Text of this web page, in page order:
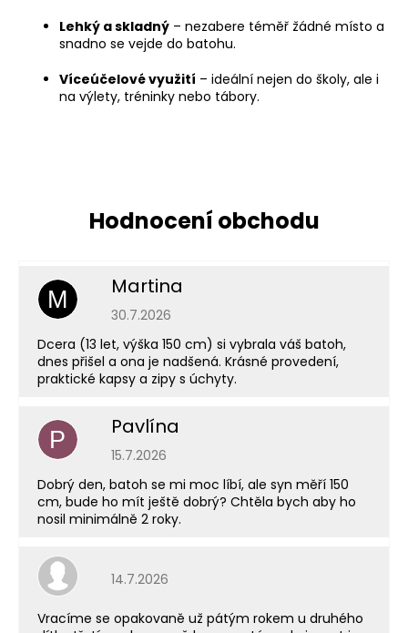
Lehký a skladný – nezabere téměř žádné místo a
snadno se vejde do batohu.
Víceúčelové využití – ideální nejen do školy, ale i
na výlety, tréninky nebo tábory.
M Martina
Hodnocení obchodu je 5 z 5 hvězdiček.
30.7.2026
Dcera (13 let, výška 150 cm) si vybrala váš batoh,
dnes přišel a ona je nadšená. Krásné provedení,
praktické kapsy a zipy s úchyty.
P Pavlína
Hodnocení obchodu je 5 z 5 hvězdiček.
15.7.2026
Dobrý den, batoh se mi moc líbí, ale syn měří 150
cm, bude ho mít ještě dobrý? Chtěla bych aby ho
nosil minimálně 2 roky.
Hodnocení obchodu je 5 z 5 hvězdiček.
14.7.2026
Vracíme se opakovaně už pátým rokem u druhého